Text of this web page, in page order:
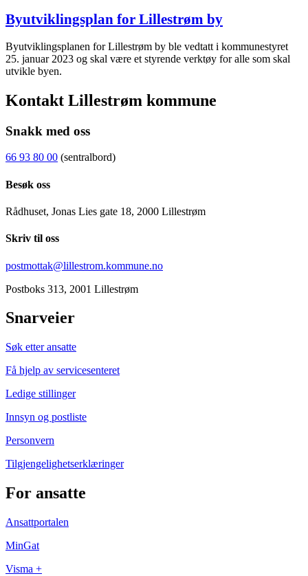
Byutviklingsplan for Lillestrøm by
Byutviklingsplanen for Lillestrøm by ble vedtatt i kommunestyret
25. januar 2023 og skal være et styrende verktøy for alle som skal
utvikle byen.
Kontakt Lillestrøm kommune
Snakk med oss
66 93 80 00 (sentralbord)
Besøk oss
Rådhuset, Jonas Lies gate 18, 2000 Lillestrøm
Skriv til oss
postmottak@lillestrom.kommune.no
Postboks 313, 2001 Lillestrøm
Snarveier
Søk etter ansatte
Få hjelp av servicesenteret
Ledige stillinger
Innsyn og postliste
Personvern
Tilgjengelighetserklæringer
For ansatte
Ansattportalen
MinGat
Visma +